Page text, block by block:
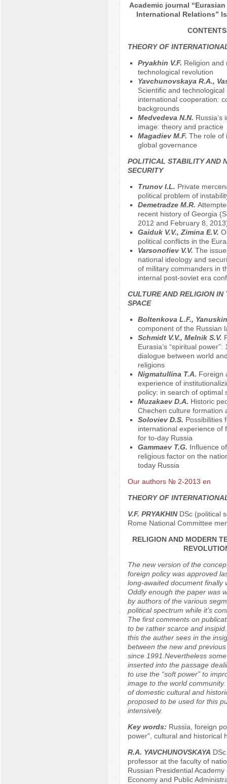
Academic journal
International Relations”
CONTENTS
THEORY OF
Pryakhin V.F. Religion and
technological revolution
Yavchunovskaya R.A.,
Scientific and
international cooperation:
backgrounds
Меdvedeva N.N. Russia’s
image: theory and practice
Magadiev M.F. The role of
global governance
POLITICAL STABILITY AND
SECURITY
Trunov I.L. Private
political problem of
Demetradze M.R.
recent history of Georgia
2012 and February 8,
Gaiduk V.V., Zimina E.V.
political conflicts in the
Varsonofiev V.V. The
national ideology and
of military commanders in
internal post-soviet era
CULTURE AND RELIGION IN
SPACE
Boltenkova L.F.,
component of the Russian
Schmidt V.V., Меlnik S.V.
Eurasia’s “spiritual power”:
dialogue between world
religions
Nigmatullina T.A. Foreign
experience of
policy: in search of optimal
Muzakaev D.A. Historic
Chechen culture formation
Soloviev D.S. Possibilities
international experience of
for to-day Russia
Gammaev T.G. Influence
religious factor on the
today Russia
Our authors № 2-2013 en
THEORY OF
V.F. PRYAKHINDSc (political
Rome National Committee
RELIGION AND MODERN
The new version of the
foreign policy was approved
long-awaited document finally
Oddly enough the paper was
by authors of the various
political spectrum while it’s
The first comments on
to be rather scarce and
this the auther sees in the
between the new and
since 1991.Nevertheless
inserted into the passage
to use the “soft power” to
image to the world
of domestic cultural and
proposed to be used for this
intensively.
Key words: Russia, foreign
power", cultural and historical
R.А. YAVCHUNOVSKAYA
professor at the faculty of
Russian Presidential Academy
Economy and Public